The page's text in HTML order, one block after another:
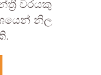
වරයකු
නිල